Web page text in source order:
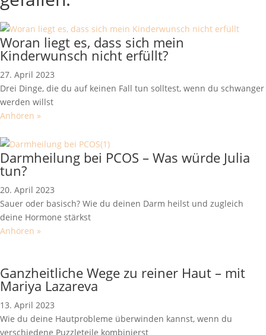
Woran liegt es, dass sich mein
Kinderwunsch nicht erfüllt?
27. April 2023
Drei Dinge, die du auf keinen Fall tun solltest, wenn du schwanger
werden willst
Anhören »
Darmheilung bei PCOS – Was würde Julia
tun?
20. April 2023
Sauer oder basisch? Wie du deinen Darm heilst und zugleich
deine Hormone stärkst
Anhören »
Ganzheitliche Wege zu reiner Haut – mit
Mariya Lazareva
13. April 2023
Wie du deine Hautprobleme überwinden kannst, wenn du
verschiedene Puzzleteile kombinierst